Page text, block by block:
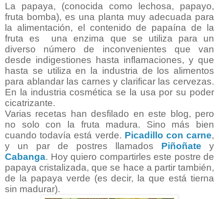
La papaya, (conocida como lechosa, papayo,
fruta bomba), es una planta muy adecuada para
la alimentación, el contenido de papaína de la
fruta es
una enzima que se utiliza para un
diverso número de inconvenientes que van
desde indigestiones hasta inflamaciones, y que
hasta se utiliza en la industria de los alimentos
para ablandar las carnes y clarificar las cervezas.
En la industria cosmética se la usa por su poder
cicatrizante.
Varias recetas han desfilado en este blog, pero
no solo con la fruta madura. Sino más bien
cuando todavía está verde. Picadillo con carne,
y un par de postres llamados Piñoñate y
Cabanga. Hoy quiero compartirles este postre de
papaya cristalizada, que se hace a partir también,
de la papaya verde (es decir, la que está tierna
sin madurar).